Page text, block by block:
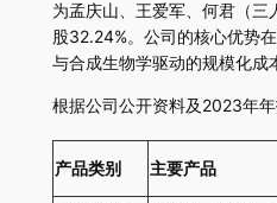
为孟庆山、王爱军、何君（三
股32.24%。公司的核心优势
与合成生物学驱动的规模化成
根据公司公开资料及2023年
产品类别 主要产品